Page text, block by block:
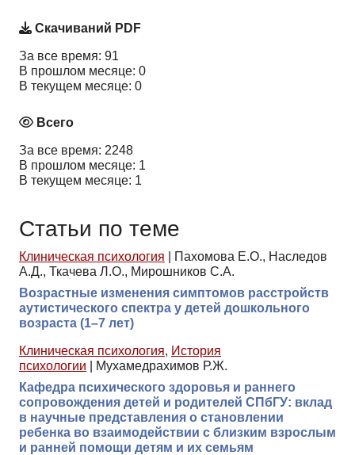
Скачиваний PDF
За все время: 91
В прошлом месяце: 0
В текущем месяце: 0
Всего
За все время: 2248
В прошлом месяце: 1
В текущем месяце: 1
Статьи по теме
Клиническая психология
Пахомова Е.О., Наследов
А.Д., Ткачева Л.О., Мирошников С.А.
Возрастные изменения симптомов расстройств
аутистического спектра у детей дошкольного
возраста (1–7 лет)
Клиническая психология, История
психологии
Мухамедрахимов Р.Ж.
Кафедра психического здоровья и раннего
сопровождения детей и родителей СПбГУ: вклад
в научные представления о становлении
ребенка во взаимодействии с близким взрослым
и ранней помощи детям и их семьям